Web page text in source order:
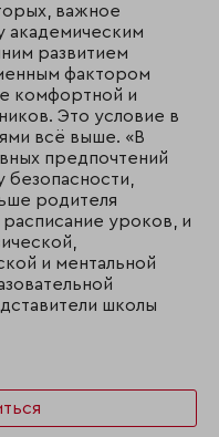
важное
академическим
развитием
фактором
комфортной и
Это условие в
всё выше. «В
предпочтений
родителя
уроков, и
и ментальной
школы